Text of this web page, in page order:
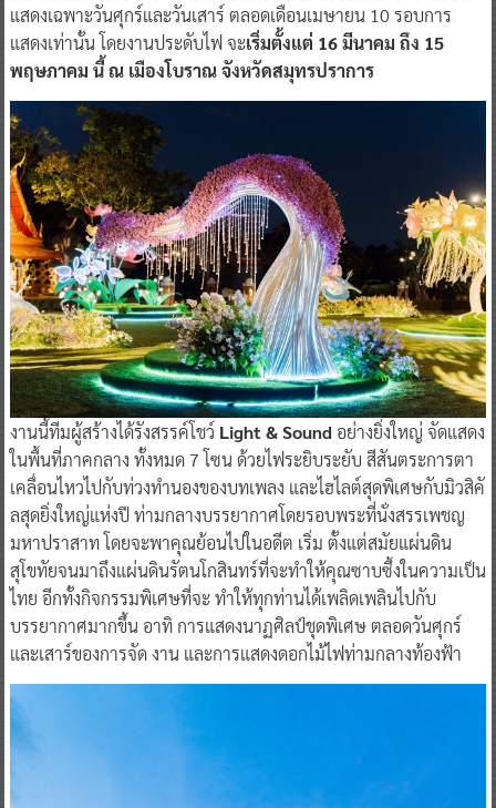
แสดงเฉพาะวันศุกร์และวันเสาร์ ตลอดเดือนเมษายน 10 รอบการ
แสดงเท่านั้น โดยงานประดับไฟ จะเริ่มตั้งแต่ 16 มีนาคม ถึง 15
พฤษภาคม นี้ ณ เมืองโบราณ จังหวัดสมุทรปราการ
งานนี้ทีมผู้สร้างได้รังสรรค์โชว์ Light & Sound อย่างยิ่งใหญ่ จัดแสดง
ในพื้นที่ภาคกลาง ทั้งหมด 7 โซน ด้วยไฟระยิบระยับ สีสันตระการตา
เคลื่อนไหวไปกับท่วงทํานองของบทเพลง และไฮไลต์สุดพิเศษกับมิวสิคั
ลสุดยิ่งใหญ่แห่งปี ท่ามกลางบรรยากาศโดยรอบพระที่นั่งสรรเพชญ
มหาปราสาท โดยจะพาคุณย้อนไปในอดีต เริ่ม ตั้งแต่สมัยแผ่นดิน
สุโขทัยจนมาถึงแผ่นดินรัตนโกสินทร์ที่จะทําให้คุณซาบซึ้งในความเป็น
ไทย อีกทั้งกิจกรรมพิเศษที่จะ ทําให้ทุกท่านได้เพลิดเพลินไปกับ
บรรยากาศมากขึ้น อาทิ การแสดงนาฏศิลป์ชุดพิเศษ ตลอดวันศุกร์
และเสาร์ของการจัด งาน และการแสดงดอกไม้ไฟท่ามกลางท้องฟ้า